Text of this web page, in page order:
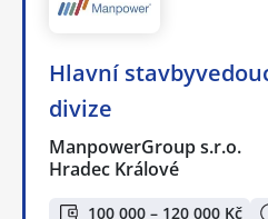
Hlavní
divize
ManpowerGroup s.r.o.
Hradec Králové
100 000 – 120 000 Kč